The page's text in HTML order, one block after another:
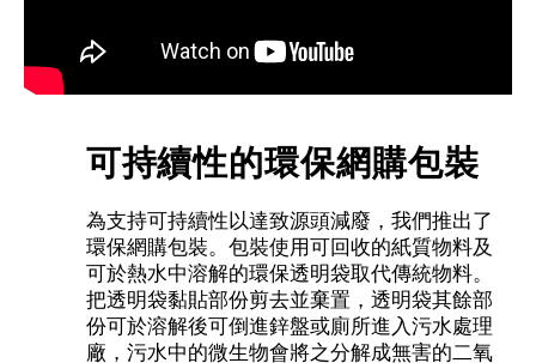
可持續性的環保網購包裝
為支持可持續性以達致源頭減廢，我們推出了
環保網購包裝。包裝使用可回收的紙質物料及
可於熱水中溶解的環保透明袋取代傳統物料。
把透明袋黏貼部份剪去並棄置，透明袋其餘部
份可於溶解後可倒進鋅盤或廁所進入污水處理
廠，污水中的微生物會將之分解成無害的二氧